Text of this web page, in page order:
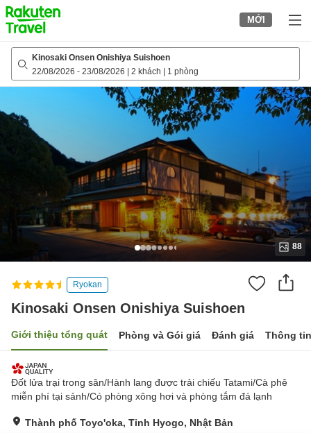
to
top
page
MỚI
Kinosaki Onsen Onishiya Suishoen
22/08/2026 - 23/08/2026 2 khách 1 phòng
88
Ryokan
Kinosaki Onsen Onishiya Suishoen
Giới thiệu tổng quát Phòng và Gói giá Đánh giá Thông
Đốt lửa trại trong sân/Hành lang được trải chiếu Tatami/Cà phê
miễn phí tại sảnh/Có phòng xông hơi và phòng tắm đá lạnh
Thành phố Toyo'oka, Tỉnh Hyogo, Nhật Bản